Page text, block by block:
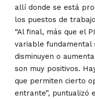
allí donde se está
los puestos de
“Al final, más que el
variable fundamental
disminuyen o
son muy positivos.
que permiten cierto
entrante”, puntualizó